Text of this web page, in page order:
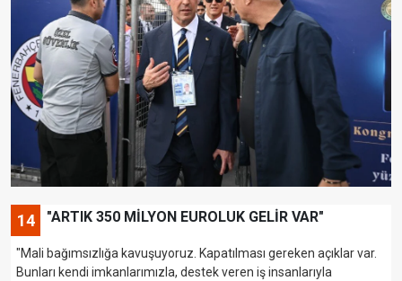
14 "ARTIK 350 MİLYON EUROLUK GELİR VAR"
"Mali bağımsızlığa kavuşuyoruz. Kapatılması gereken açıklar var.
Bunları kendi imkanlarımızla, destek veren iş insanlarıyla